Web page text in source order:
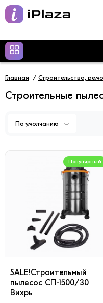
Главная Строительство,
Строительные
По умолчанию
Популярный
SALE!Строительный
пылесос СП-1500/30
Вихрь